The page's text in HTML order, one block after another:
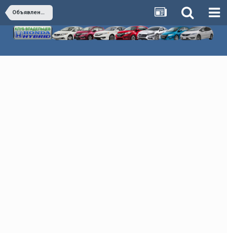
Объявления по оказанию каких либо услуг в РФ, КЗ